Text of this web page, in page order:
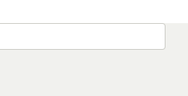
LINKS